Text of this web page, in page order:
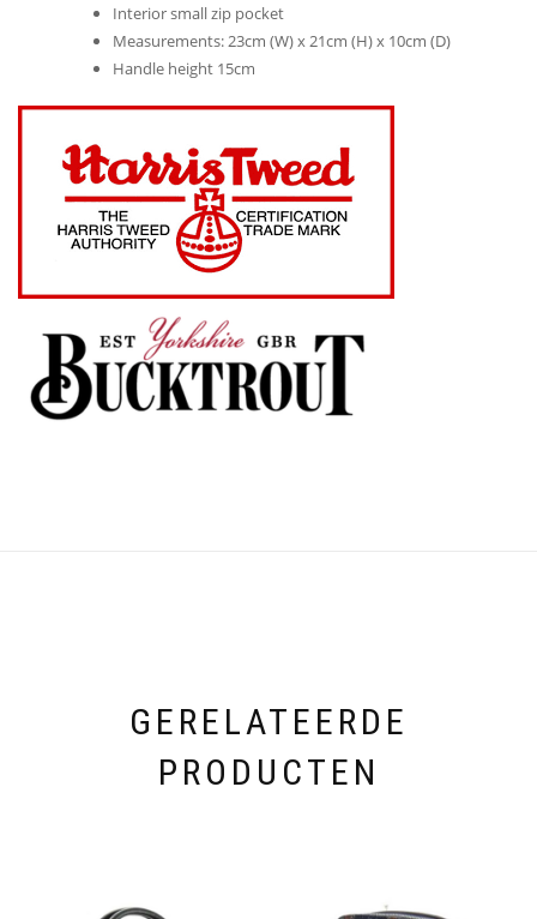
Interior small zip pocket
Measurements: 23cm (W) x 21cm (H) x 10cm (D)
Handle height 15cm
GERELATEERDE
PRODUCTEN